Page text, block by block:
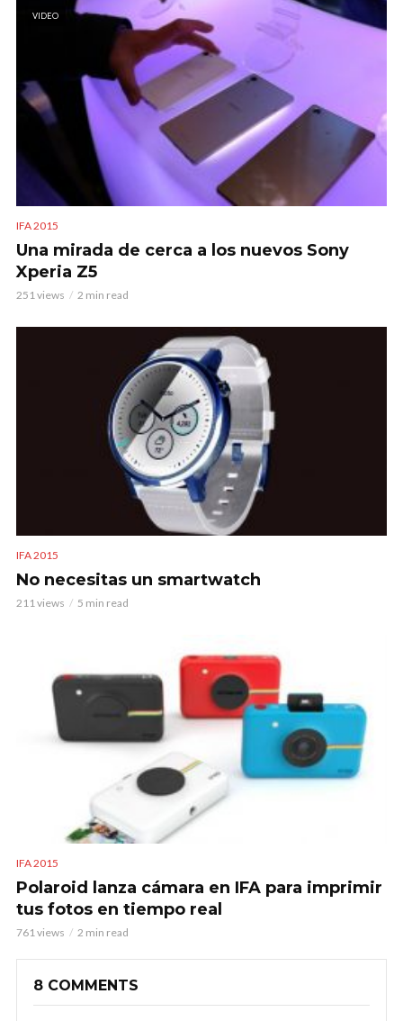
VIDEO
IFA 2015
Una mirada de cerca a los nuevos Sony
Xperia Z5
251 views 2 min read
IFA 2015
No necesitas un smartwatch
211 views 5 min read
IFA 2015
Polaroid lanza cámara en IFA para imprimir
tus fotos en tiempo real
761 views 2 min read
8 COMMENTS